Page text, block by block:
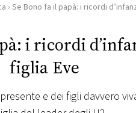
› Se Bono fa il papà: i ricordi
i ricordi
figlia Eve
e dei figli davvero